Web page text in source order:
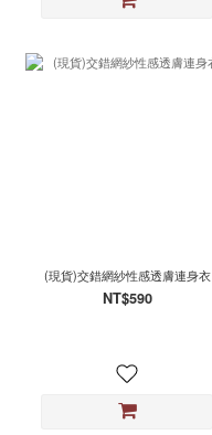
(現貨)交錯網紗性感透膚連身衣
NT$590